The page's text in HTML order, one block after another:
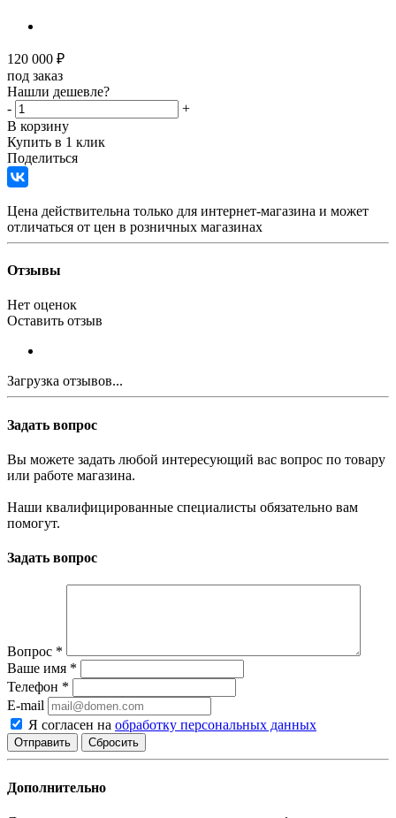
120 000 ₽
под заказ
Нашли дешевле?
-
+
В корзину
Купить в 1 клик
Поделиться
Цена действительна только для интернет-магазина и может
отличаться от цен в розничных магазинах
Отзывы
Нет оценок
Оставить отзыв
Загрузка отзывов...
Задать вопрос
Вы можете задать любой интересующий вас вопрос по товару
или работе магазина.
Наши квалифицированные специалисты обязательно вам
помогут.
Задать вопрос
Вопрос *
Ваше имя *
Телефон *
E-mail
Я согласен на обработку персональных данных
Сбросить
Дополнительно